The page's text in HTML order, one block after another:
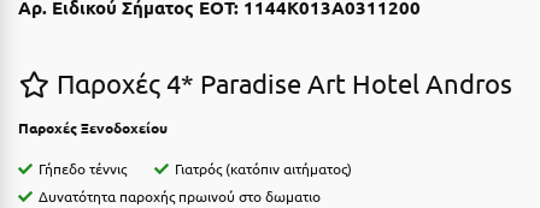
Η
Θ
Αρ. Ειδικού Σήματος ΕΟΤ: 1144Κ013Α0311200
Παροχές 4* Paradise Art Hotel Andros
Παροχές Ξενοδοχείου
Γήπεδο τέννις
Γιατρός (κατόπιν αιτήματος)
Δυνατότητα παροχής πρωινού στο δωματιο